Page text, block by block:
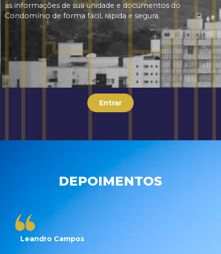
as informações de sua unidade e documentos do
Condomínio de forma fácil, rápida e segura.
Entrar
DEPOIMENTOS
Leandro Campos